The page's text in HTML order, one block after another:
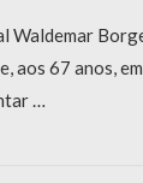
Waldemar
aos 67 anos,
…